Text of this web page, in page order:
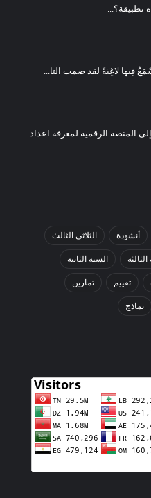
المنصة الرقمية لمعرفة اعداد
أنشودة الثلاثي الثالث
السنة الثانية
تقييم تمارين
نماذج